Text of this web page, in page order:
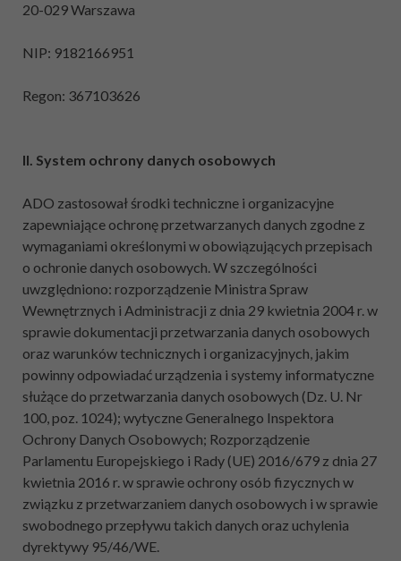
20-029 Warszawa
NIP: 9182166951
Regon: 367103626
II. System ochrony danych osobowych
ADO zastosował środki techniczne i organizacyjne
zapewniające ochronę przetwarzanych danych zgodne z
wymaganiami określonymi w obowiązujących przepisach
o ochronie danych osobowych. W szczególności
uwzględniono: rozporządzenie Ministra Spraw
Wewnętrznych i Administracji z dnia 29 kwietnia 2004 r. w
sprawie dokumentacji przetwarzania danych osobowych
oraz warunków technicznych i organizacyjnych, jakim
powinny odpowiadać urządzenia i systemy informatyczne
służące do przetwarzania danych osobowych (Dz. U. Nr
100, poz. 1024); wytyczne Generalnego Inspektora
Ochrony Danych Osobowych; Rozporządzenie
Parlamentu Europejskiego i Rady (UE) 2016/679 z dnia 27
kwietnia 2016 r. w sprawie ochrony osób fizycznych w
związku z przetwarzaniem danych osobowych i w sprawie
swobodnego przepływu takich danych oraz uchylenia
dyrektywy 95/46/WE.